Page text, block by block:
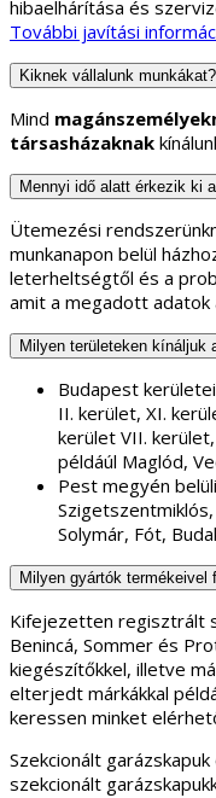
hibaelhárítása és
További javítási
Kiknek vállalunk munkákat?
Mind
társasházaknak
Mennyi idő alatt érkezik ki
Ütemezési
munkanapon belül
leterheltségtől és a
amit a megadott adatok
Milyen területeken kínáljuk
Budapest
II. kerület, XI.
kerület VII.
példáúl Maglód,
Pest megyén
Solymár, Fót,
Milyen gyártók termékeivel
Kifejezetten regisztrált
Benincá, Sommer és
kiegészítőkkel, illetve
elterjedt márkákkal
keressen minket
Szekcionált
szekcionált